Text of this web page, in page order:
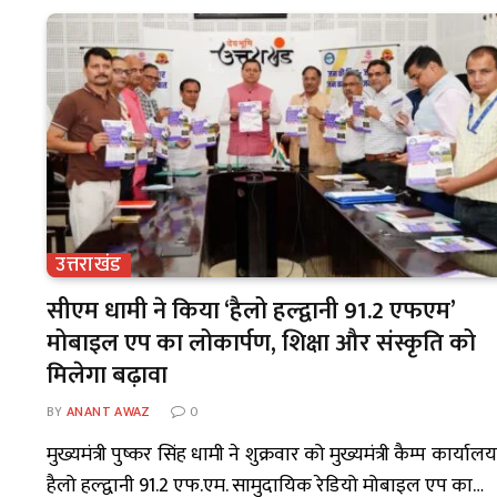
उत्तराखंड
सीएम धामी ने किया ‘हैलो हल्द्वानी 91.2 एफएम’
मोबाइल एप का लोकार्पण, शिक्षा और संस्कृति को
मिलेगा बढ़ावा
BY ANANT AWAZ 0
मुख्यमंत्री पुष्कर सिंह धामी ने शुक्रवार को मुख्यमंत्री कैम्प
हैलो हल्द्वानी 91.2 एफ.एम. सामुदायिक रेडियो मोबाइल एप का…